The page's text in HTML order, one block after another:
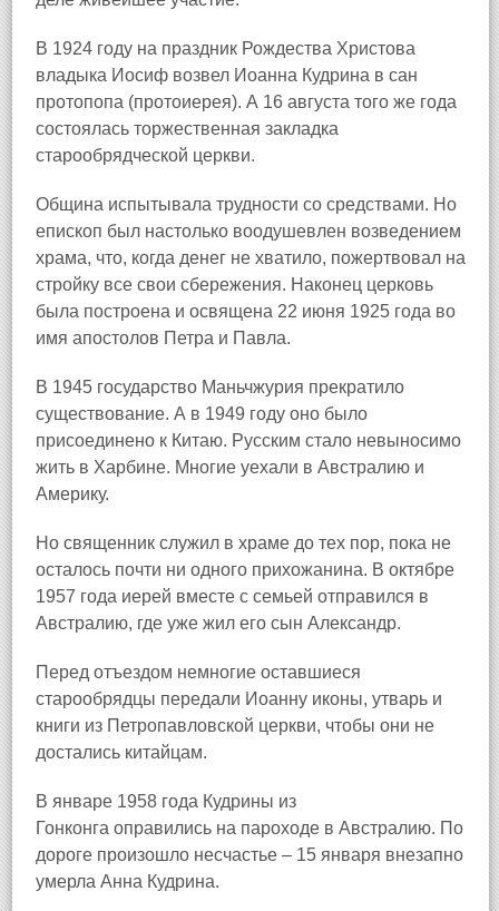
В 1924 году на праздник Рождества Христова
владыка Иосиф возвел Иоанна Кудрина в сан
протопопа (протоиерея). А 16 августа того же года
состоялась торжественная закладка
старообрядческой церкви.
Община испытывала трудности со средствами. Но
епископ был настолько воодушевлен возведением
храма, что, когда денег не хватило, пожертвовал на
стройку все свои сбережения. Наконец церковь
была построена и освящена 22 июня 1925 года во
имя апостолов Петра и Павла.
В 1945 государство Маньчжурия прекратило
существование. А в 1949 году оно было
присоединено к Китаю. Русским стало невыносимо
жить в Харбине. Многие уехали в Австралию и
Америку.
Но священник служил в храме до тех пор, пока не
осталось почти ни одного прихожанина. В октябре
1957 года иерей вместе с семьей отправился в
Австралию, где уже жил его сын Александр.
Перед отъездом немногие оставшиеся
старообрядцы передали Иоанну иконы, утварь и
книги из Петропавловской церкви, чтобы они не
достались китайцам.
В январе 1958 года Кудрины из
Гонконга оправились на пароходе в Австралию. По
дороге произошло несчастье – 15 января внезапно
умерла Анна Кудрина.